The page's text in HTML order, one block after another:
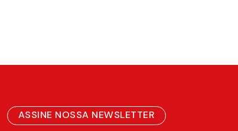
ASSINE NOSSA NEWSLETTER